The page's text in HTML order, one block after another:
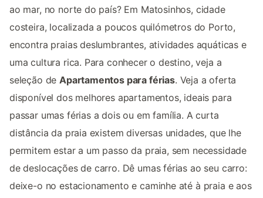
ao mar, no norte do país? Em Matosinhos, cidade
costeira, localizada a poucos quilómetros do Porto,
encontra praias deslumbrantes, atividades aquáticas e
uma cultura rica. Para conhecer o destino, veja a
seleção deApartamentos para férias. Veja a oferta
disponível dos melhores apartamentos, ideais para
passar umas férias a dois ou em família. A curta
distância da praia existem diversas unidades, que lhe
permitem estar a um passo da praia, sem necessidade
de deslocações de carro. Dê umas férias ao seu carro:
deixe-o no estacionamento e caminhe até à praia e aos